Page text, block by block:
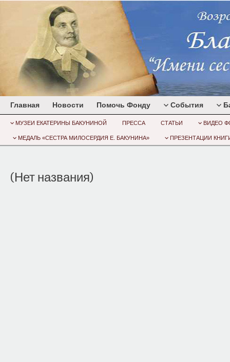
Главная Новости Помочь Фонду События
МУЗЕИ ЕКАТЕРИНЫ БАКУНИНОЙ ПРЕССА СТАТЬИ ВИДЕО
МЕДАЛЬ «СЕСТРА МИЛОСЕРДИЯ Е. БАКУНИНА» ПРЕЗЕНТАЦИИ
(Нет названия)